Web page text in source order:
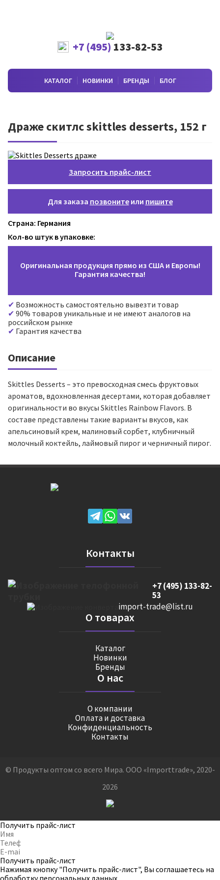
+7 (495) 133-82-53
КАТАЛОГ НОВИНКИ БРЕНДЫ БЛОГ
Драже скитлс skittles desserts, 152 г
Запросить прайс-лист
Для заказа позвонитеили пишите
Страна: Германия
Кол-во штук в упаковке:
Оригинальная продукция прямо из США и Европы!
Гарантия качества!
Возможность самостоятельно вывезти товар
90% товаров уникальные и не имеют аналогов на
российском рынке
Гарантия качества
Описание
Skittles Desserts – это превосходная смесь фруктовых
ароматов, вдохновленная десертами, которая добавляет
оригинальности во вкусы Skittles Rainbow Flavors. В
составе представлены такие варианты вкусов, как
апельсиновый крем, малиновый сорбет, клубничный
молочный коктейль, лаймовый пирог и черничный пирог.
Контакты
+7 (495) 133-82-
53
import-trade@list.ru
О товарах
Каталог
Новинки
Бренды
О нас
О компании
Оплата и доставка
Конфиденциальность
Контакты
© Продукты оптом со всего Мира. ООО «Importtrade», 2020-
2026
Получить прайс-лист
Получить прайс-лист
Нажимая кнопку "Получить прайс-лист", Вы соглашаетесь на